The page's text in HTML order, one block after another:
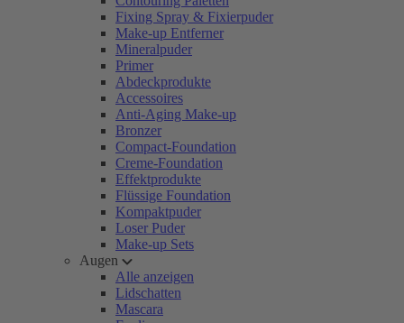
Fixing Spray & Fixierpuder
Make-up Entferner
Mineralpuder
Primer
Abdeckprodukte
Accessoires
Anti-Aging Make-up
Bronzer
Compact-Foundation
Creme-Foundation
Effektprodukte
Flüssige Foundation
Kompaktpuder
Loser Puder
Make-up Sets
Augen
Alle anzeigen
Lidschatten
Mascara